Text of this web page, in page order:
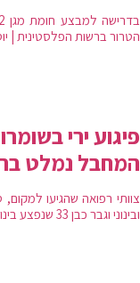
הטרור ברשות הפלסטינית |
פיגוע ירי
המחבל נמלט
ובינוני וגבר כבן 33 שנפצע בינוני עם חבלה בגפיים | המחבלים נמלטו מהמקום